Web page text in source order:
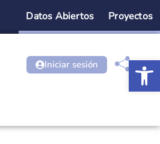
Datos Abiertos Proyectos
Iniciar sesión